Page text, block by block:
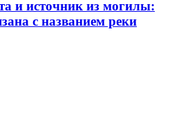
и источник из могилы:
с названием реки